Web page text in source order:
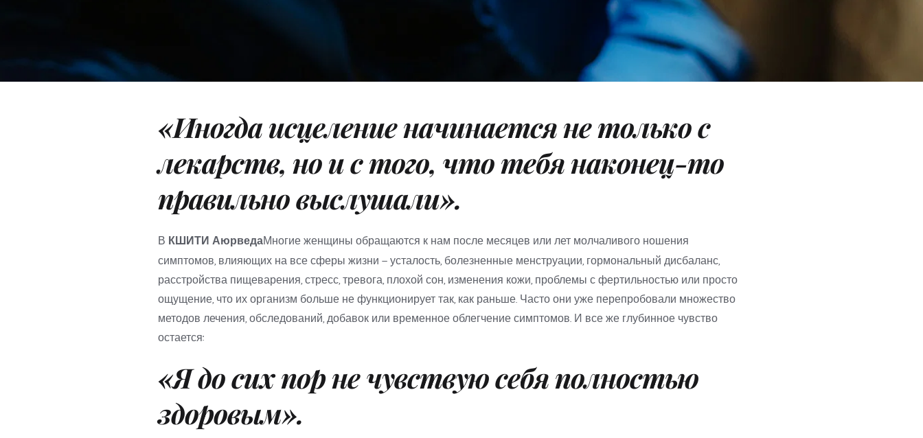
«Иногда исцеление начинается не только с
лекарств, но и с того, что тебя наконец-то
правильно выслушали».
В КШИТИ АюрведаМногие женщины обращаются к нам после месяцев или лет молчаливого ношения
симптомов, влияющих на все сферы жизни — усталость, болезненные менструации, гормональный дисбаланс,
расстройства пищеварения, стресс, тревога, плохой сон, изменения кожи, проблемы с фертильностью или просто
ощущение, что их организм больше не функционирует так, как раньше. Часто они уже перепробовали множество
методов лечения, обследований, добавок или временное облегчение симптомов. И все же глубинное чувство
остается:
«Я до сих пор не чувствую себя полностью
здоровым».